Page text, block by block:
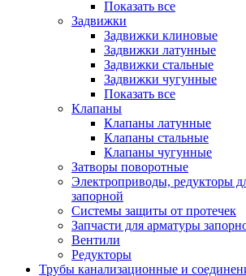
Показать все
Задвижки
Задвижки клиновые
Задвижки латунные
Задвижки стальные
Задвижки чугунные
Показать все
Клапаны
Клапаны латунные
Клапаны стальные
Клапаны чугунные
Затворы поворотные
Электроприводы, редукторы
запорной
Системы защиты от протечек
Запчасти для арматуры
Вентили
Редукторы
Трубы канализационные и